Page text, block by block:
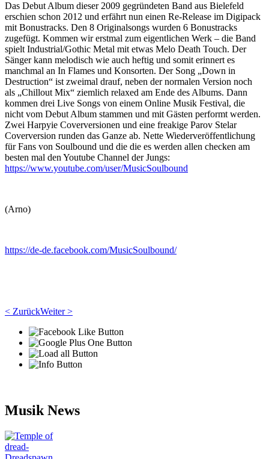
Das Debut Album dieser 2009 gegründeten Band aus Bielefeld
erschien schon 2012 und erfährt nun einen Re-Release im Digipack
mit Bonustracks. Den 8 Originalsongs wurden 6 Bonustracks
zugefügt. Kommen wir erstmal zum eigentlichen Werk – die Band
spielt Industrial/Gothic Metal mit etwas Melo Death Touch. Der
Sänger kann melodisch wie auch heftig und somit erinnert es
manchmal an In Flames und Konsorten. Der Song „Down in
Destruction“ ist zweimal drauf, neben der normalen Version noch
als „Chillout Mix“ ziemlich relaxed am Ende des Albums. Dann
kommen drei Live Songs von einem Online Musik Festival, die
nicht vom Debut Album stammen und mit Gästen performt werden.
Zwei Harpyie Coverversionen und eine freakige Parov Stelar
Coverversion runden das Ganze ab. Nette Wiederveröffentlichung
für Fans von Soulbound und die die es werden allen checken am
besten mal den Youtube Channel der Jungs:
https://www.youtube.com/user/MusicSoulbound
(Arno)
https://de-de.facebook.com/MusicSoulbound/
< ZurückWeiter >
Musik News